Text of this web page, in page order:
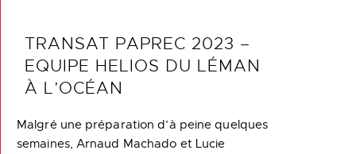
TRANSAT PAPREC 2023 –
EQUIPE HELIOS DU LÉMAN
À L’OCÉAN
Malgré une préparation d’à peine quelques
semaines, Arnaud Machado et Lucie